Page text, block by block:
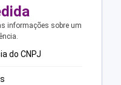
informações sobre um
do CNPJ